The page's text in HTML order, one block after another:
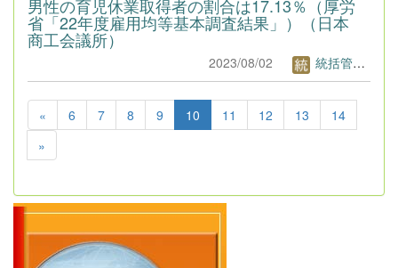
男性の育児休業取得者の割合は17.13％（厚労
省「22年度雇用均等基本調査結果」）（日本
商工会議所）
2023/08/02 統括管理者1
« 6 7 8 9 10 11 12 13
14
»